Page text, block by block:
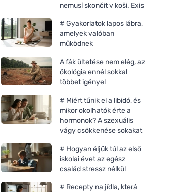
Ferrari Scuderia
Red toaletní voda pro
Montale Montale
Cafe parfémovaná
unisex
nemusí skončit v koši. Exis
# Gyakorlatok lapos lábra,
amelyek valóban
működnek
A fák ültetése nem elég, az
ökológia ennél sokkal
többet igényel
# Miért tűnik el a libidó, és
mikor okolhatók érte a
hormonok? A szexuális
vágy csökkenése sokakat
# Hogyan éljük túl az első
iskolai évet az egész
család stressz nélkül
# Recepty na jídla, která